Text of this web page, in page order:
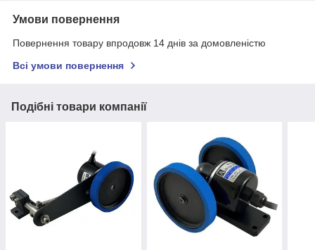
Умови повернення
Повернення товару впродовж 14 днів за домовленістю
Всі умови повернення
Подібні товари компанії